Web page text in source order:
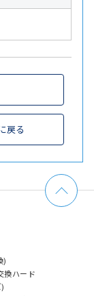
戻る
)
換ハード